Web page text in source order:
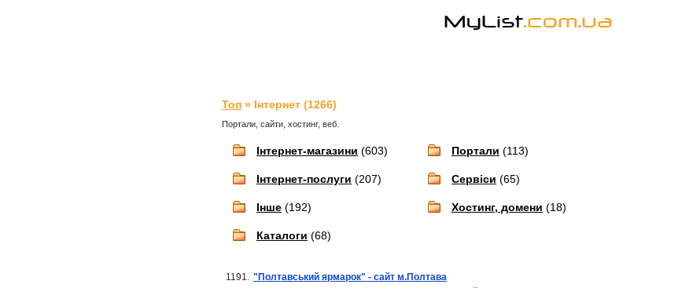
Топ » Інтернет (1266)
Портали, сайти, хостинг, веб.
Інтернет-магазини (603) Портали (113)
Інтернет-послуги (207) Сервіси (65)
Інше (192) Хостинг, домени (18)
Каталоги (68)
1191. "Полтавський ярмарок" - сайт м.Полтава